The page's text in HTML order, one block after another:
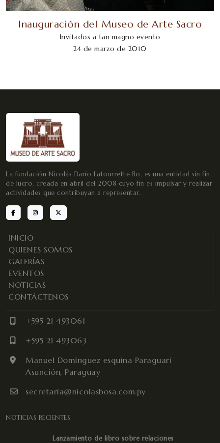
Inauguración del Museo de Arte Sacro
Invitados a tan magno evento
24 de marzo de 2010
La fundación Nicolás Darío Latourrette Bo, es una entidad sin fin
de lucro, creada en abril del 2008 cuyo fin es impulsar y realizar
actividades que contribuyan a representar.
INICIO
QUIENES SOMOS
GALERÍAS
EVENTOS
NOTICIAS
CONTÁCTENOS
+595 21 493061
+595 21 493063
Manuel Domínguez esquina Paraguarí
Asunción, Paraguay
secretaria@nicolasbosa.com.py
NOTICIAS RECIENTES
Lanzamiento de libro sobre relaciones